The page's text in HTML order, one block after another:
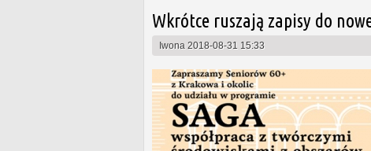
Wkrótce ruszają zapisy do
Iwona 2018-08-31 15:33